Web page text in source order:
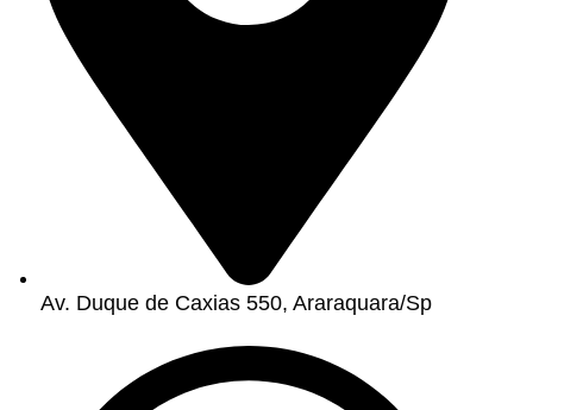
Av. Duque de Caxias 550, Araraquara/Sp